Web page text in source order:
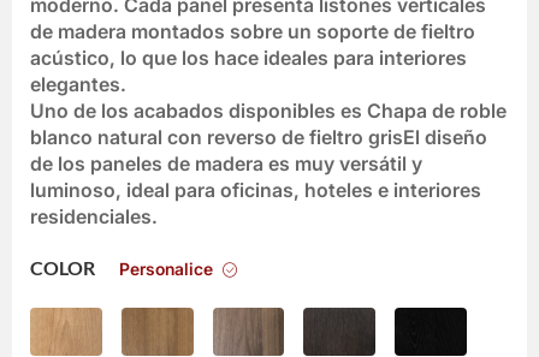
de madera montados sobre un soporte de fieltro
acústico, lo que los hace ideales para interiores
elegantes.
Uno de los acabados disponibles es Chapa de roble
blanco natural con reverso de fieltro grisEl diseño
de los paneles de madera es muy versátil y
luminoso, ideal para oficinas, hoteles e interiores
residenciales.
COLOR Personalice